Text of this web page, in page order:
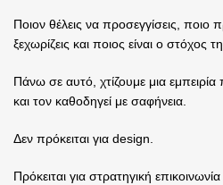
Ποιον θέλεις να προσεγγίσεις, ποιο
ξεχωρίζεις και ποιος είναι ο στόχος
Πάνω σε αυτό, χτίζουμε μια
και τον καθοδηγεί με σαφήνεια.
Δεν πρόκειται για design.
Πρόκειται για στρατηγική